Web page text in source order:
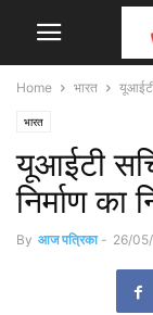
Home भारत यूआईटी
भारत
यूआईटी
निर्माण का
By आज पत्रिका - 26/